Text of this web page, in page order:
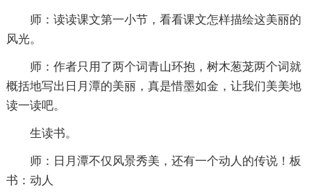
师：读读课文第一小节，看看课文怎样描绘这美丽的
风光。
师：作者只用了两个词青山环抱，树木葱茏两个词就
概括地写出日月潭的美丽，真是惜墨如金，让我们美美地
读一读吧。
生读书。
师：日月潭不仅风景秀美，还有一个动人的传说！板
书：动人